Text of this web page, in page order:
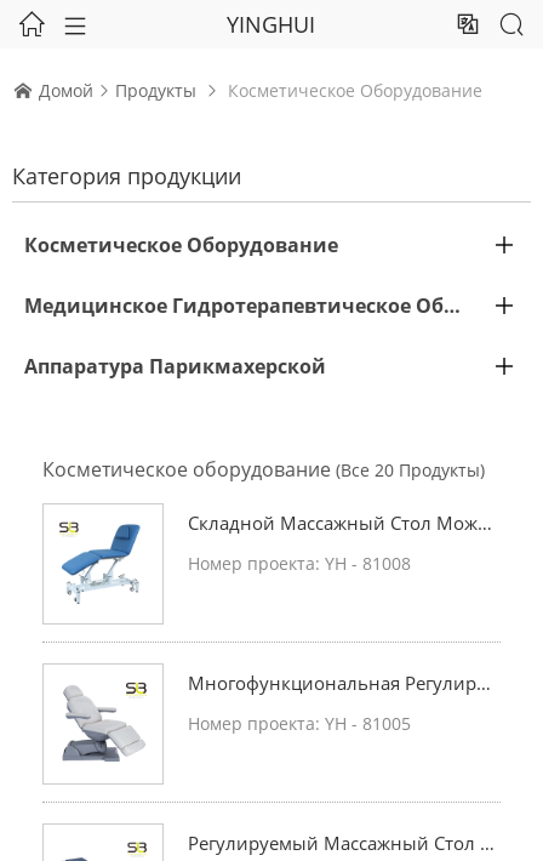
  YINGHUI  
 Домой  Продукты  Косметическое Оборудование
Категория продукции
Косметическое Оборудование 
Медицинское Гидротерапевтическое Оборудование 
Аппаратура Парикмахерской 
Косметическое оборудование (Все 20 Продукты)
Складной Массажный Стол Можн
О Настроить На 3
Номер проекта: YH - 81008
Многофункциональная Регулируе
Мая Моющая Кровать
Номер проекта: YH - 81005
Регулируемый Массажный Стол С